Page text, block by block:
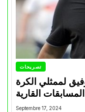
تصريحات
لممثلي الكرة
Septembre 17, 2024